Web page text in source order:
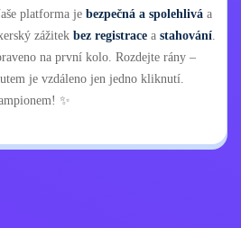
platforma je bezpečná a spolehlivá a
zážitek bez registrace a stahování
na první kolo. Rozdejte rány –
je vzdáleno jen jedno kliknutí.
✨